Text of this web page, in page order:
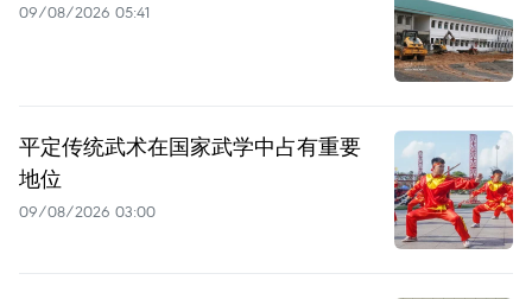
09/08/2026 05:41
平定传统武术在国家武学中占有重要
地位
09/08/2026 03:00